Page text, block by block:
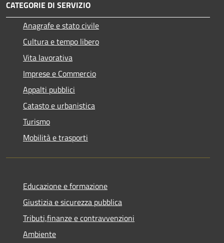
CATEGORIE DI SERVIZIO
Anagrafe e stato civile
Cultura e tempo libero
Vita lavorativa
Imprese e Commercio
Appalti pubblici
Catasto e urbanistica
Turismo
Mobilità e trasporti
Educazione e formazione
Giustizia e sicurezza pubblica
Tributi,finanze e contravvenzioni
Ambiente